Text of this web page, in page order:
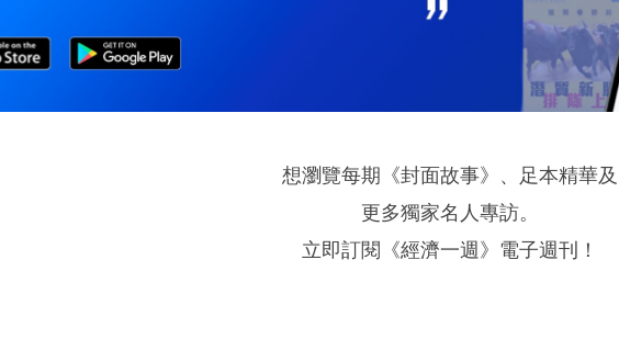
想瀏覽每期《封面故事》、足本精華及
更多獨家名人專訪。
立即訂閱《經濟一週》電子週刊！